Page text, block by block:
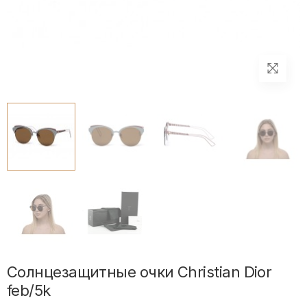
Солнцезащитные очки Christian Dior
feb/5k